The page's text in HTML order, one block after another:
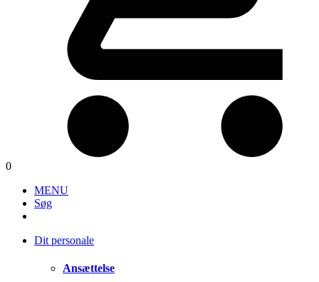
0
MENU
Søg
Dit personale
Ansættelse